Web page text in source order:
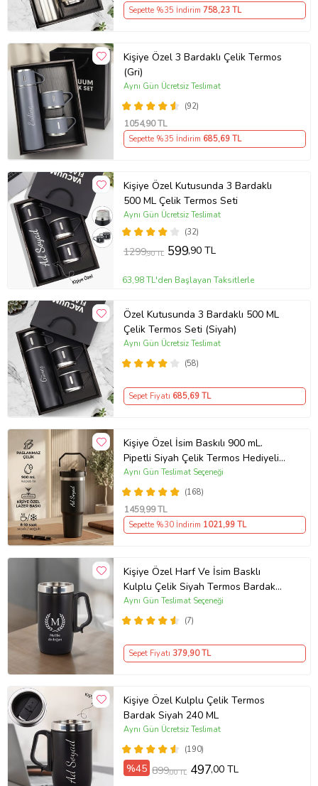
Sepette %35 İndirim 758,23 TL
Kişiye Özel 3 Bardaklı Çelik Termos
(Gri)
(92)
Aynı Gün Ücretsiz Teslimat
1054,90 TL
Sepette %35 İndirim 685,69 TL
Kişiye Özel Kutusunda 3 Bardaklı
500 ML Çelik Termos Seti
(32)
Aynı Gün Ücretsiz Teslimat
1299,90 TL 599,90 TL
63,98 TL'den Başlayan Taksitlerle
Özel Kutusunda 3 Bardaklı 500 ML
Çelik Termos Seti (Siyah)
(58)
Aynı Gün Ücretsiz Teslimat
Sepet Fiyatı 685,69 TL
Kişiye Özel İsim Baskılı 900 mL.
Pipetli Siyah Çelik Termos Hediyelik
Termos
(168)
Aynı Gün Teslimat Seçeneği
1459,99 TL
Sepette %30 İndirim 1021,99 TL
Kişiye Özel Harf Ve İsim Basklı
Kulplu Çelik Siyah Termos Bardak
240 ml
(7)
Aynı Gün Teslimat Seçeneği
Sepet Fiyatı 379,90 TL
Kişiye Özel Kulplu Çelik Termos
Bardak Siyah 240 ML
(190)
Aynı Gün Ücretsiz Teslimat
%45 899,00 TL 497,00 TL